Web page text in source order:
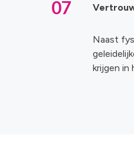
07
Naast
krijgen in